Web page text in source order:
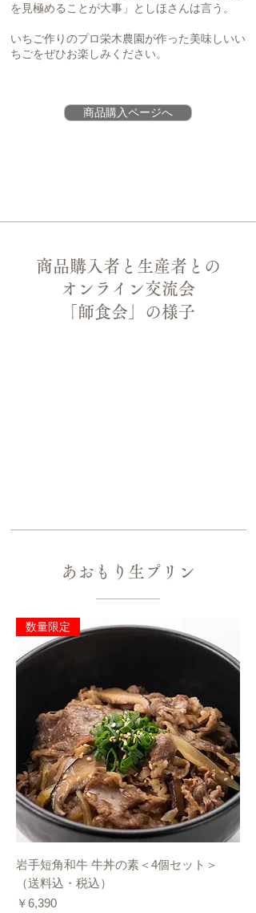
を見極めることが大事」としほさんは言う。
いちご作りのプロ栄木農園が作った美味しいい
ちごをぜひお楽しみください。
商品購入ページへ
商品購入者と生産者との
​オンライン交流会
「師食会」の様子
あおもり生プリン
数量限定
岩手短角和牛 牛丼の素＜4個セット＞
（送料込・税込）
価格
￥6,390